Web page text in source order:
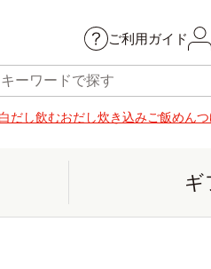
ご利用ガイド
白だし飲むおだし炊き込みご飯めんつ
ギ